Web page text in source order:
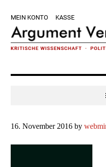
Hauptnavigation
springen
main
content
Hauptsidebar
springen
Fußzeile
springen
MEIN KONTO KASSE
16. November 2016 by